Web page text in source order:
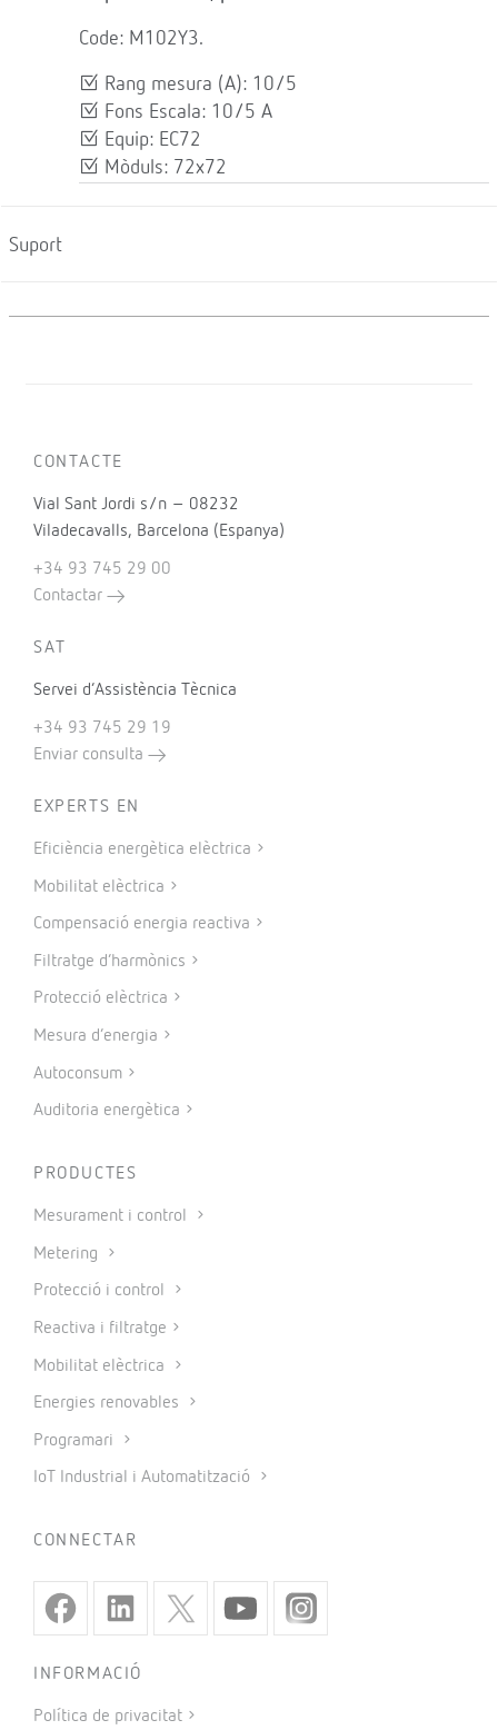
Code: M102Y3.
Rang mesura (A): 10/5
Fons Escala: 10/5 A
Equip: EC72
Mòduls: 72x72
Suport
CONTACTE
Vial Sant Jordi s/n – 08232
Viladecavalls, Barcelona (Espanya)
+34 93 745 29 00
Contactar
SAT
Servei d’Assistència Tècnica
+34 93 745 29 19
Enviar consulta
EXPERTS EN
Eficiència energètica elèctrica
Mobilitat elèctrica
Compensació energia reactiva
Filtratge d’harmònics
Protecció elèctrica
Mesura d’energia
Autoconsum
Auditoria energètica
PRODUCTES
Mesurament i control
Metering
Protecció i control
Reactiva i filtratge
Mobilitat elèctrica
Energies renovables
Programari
IoT Industrial i Automatització
CONNECTAR
INFORMACIÓ
Política de privacitat